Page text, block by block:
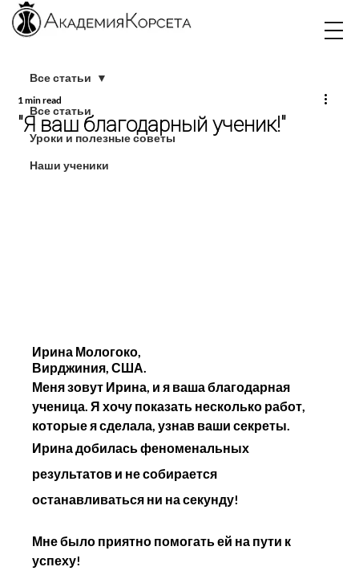
Все статьи
Уроки и полезные советы
Наши ученики
Все статьи
"Я ваш благодарный ученик!"
1 min read
Ирина Мологоко,
Вирджиния, США.
Меня зовут Ирина, и я ваша благодарная
ученица. Я хочу показать несколько работ,
которые я сделала, узнав ваши секреты.
Ирина добилась феноменальных
результатов и не собирается
останавливаться ни на секунду!
Мне было приятно помогать ей на пути к
успеху!